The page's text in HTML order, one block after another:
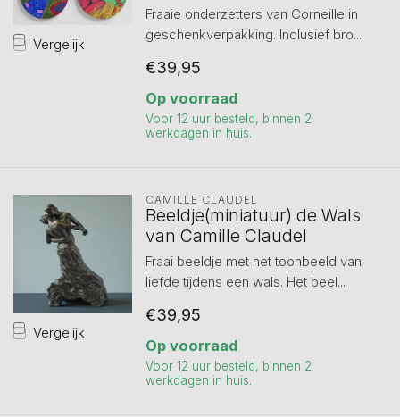
Vergelijk
Fraaie onderzetters van Corneille in
geschenkverpakking. Inclusief bro...
€39,95
Op voorraad
Voor 12 uur besteld, binnen 2
werkdagen in huis.
Vergelijk
CAMILLE CLAUDEL
Beeldje(miniatuur) de Wals
van Camille Claudel
Fraai beeldje met het toonbeeld van
liefde tijdens een wals. Het beel...
€39,95
Op voorraad
Voor 12 uur besteld, binnen 2
werkdagen in huis.